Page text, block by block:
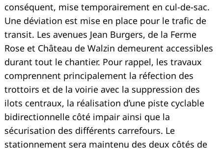
conséquent, mise temporairement en cul-de-sac.
Une déviation est mise en place pour le trafic de
transit. Les avenues Jean Burgers, de la Ferme
Rose et Château de Walzin demeurent accessibles
durant tout le chantier. Pour rappel, les travaux
comprennent principalement la réfection des
trottoirs et de la voirie avec la suppression des
ilots centraux, la réalisation d’une piste cyclable
bidirectionnelle côté impair ainsi que la
sécurisation des différents carrefours. Le
stationnement sera maintenu des deux côtés de